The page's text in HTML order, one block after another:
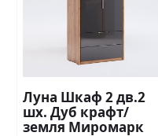
Луна Шкаф 2 дв.2
шх. Дуб крафт/
земля Миромарк